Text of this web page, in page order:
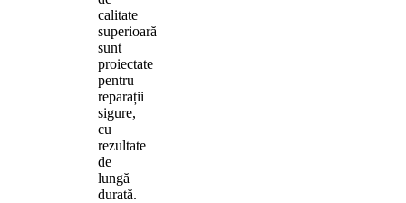
calitate
superioară
sunt
proiectate
pentru
reparații
sigure,
cu
rezultate
de
lungă
durată.